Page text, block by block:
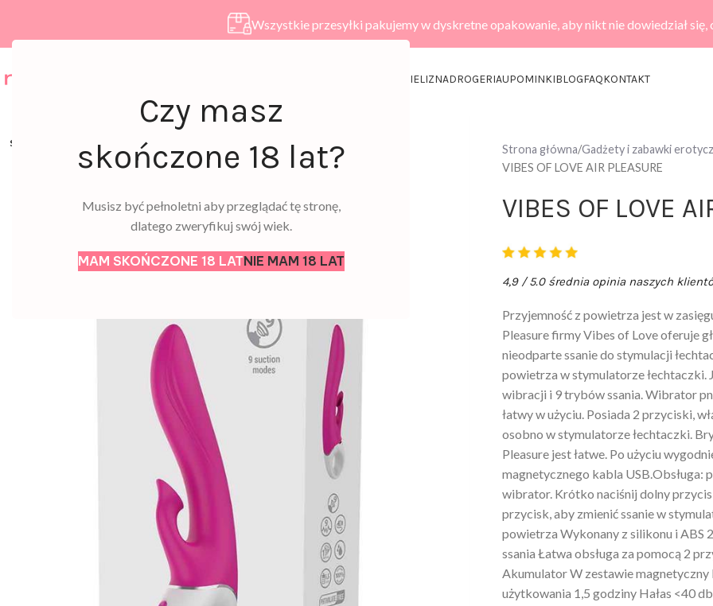
Czy masz
skończone 18 lat?
Musisz być pełnoletni aby przeglądać tę stronę,
dlatego zweryfikuj swój wiek.
MAM SKOŃCZONE 18 LATNIE MAM 18 LAT
Wszystkie przesyłki pakujemy w dyskretne opakowanie, aby nikt nie dowiedział się,
BIELIZNADROGERIAUPOMINKIBLOGFAQKONTAKT
SOLD
Strona główna Gadżety i zabawki
VIBES OF LOVE AIR PLEASURE
VIBES OF LOVE
4,9 / 5.0 średnia opinia naszych
Przyjemność z powietrza jest w
Pleasure firmy Vibes of Love oferuje
nieodparte ssanie do stymulacji
powietrza w stymulatorze łechtaczki.
wibracji i 9 trybów ssania. Wibrator
łatwy w użyciu. Posiada 2 przyciski,
osobno w stymulatorze łechtaczki.
Pleasure jest łatwe. Po użyciu
magnetycznego kabla USB.Obsługa:
wibrator. Krótko naciśnij dolny
przycisk, aby zmienić ssanie w
powietrza Wykonany z silikonu i
ssania Łatwa obsługa za pomocą 2
Akumulator W zestawie magnetyczny
użytkowania 1,5 godziny Hałas <40